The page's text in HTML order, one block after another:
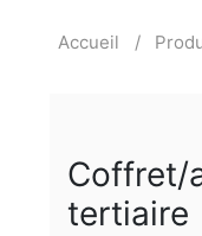
Accueil
Coffret/
tertiaire